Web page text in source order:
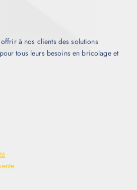
à nos clients des solutions
tous leurs besoins en bricolage et